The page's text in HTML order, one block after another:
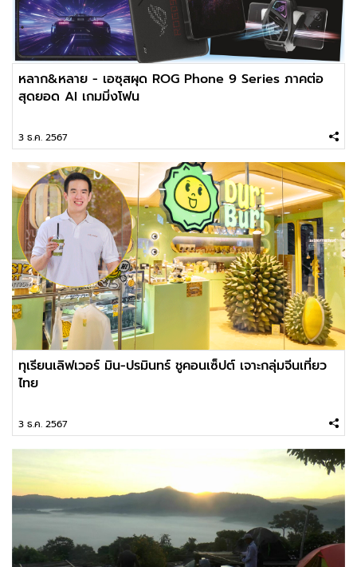
หลาก&หลาย - เอซุสผุด ROG Phone 9 Series ภาคต่อ
สุดยอด AI เกมมิ่งโฟน
3 ธ.ค. 2567
ทุเรียนเลิฟเวอร์ มิน-ปรมินทร์ ชูคอนเซ็ปต์ เจาะกลุ่มจีนเที่ยว
ไทย
3 ธ.ค. 2567